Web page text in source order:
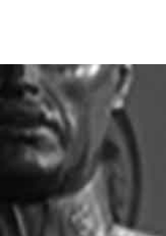
wp-